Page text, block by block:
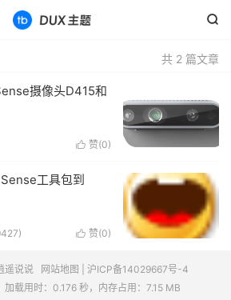

共 2 篇文章
摄像头D415和
 赞(0)
工具包到
 赞(0)
遥说说 网站地图
沪ICP备14029667号-4
载用时：0.176 秒，内存占用：7.15 MB